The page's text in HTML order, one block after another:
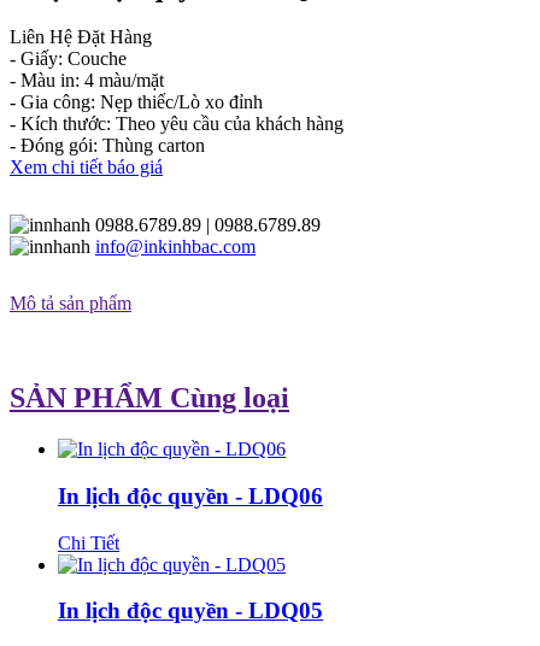
Liên Hệ Đặt Hàng
- Giấy: Couche
- Màu in: 4 màu/mặt
- Gia công: Nẹp thiếc/Lò xo đỉnh
- Kích thước: Theo yêu cầu của khách hàng
- Đóng gói: Thùng carton
Xem chi tiết báo giá
0988.6789.89 | 0988.6789.89
info@inkinhbac.com
Mô tả sản phẩm
SẢN PHẨM Cùng loại
In lịch độc quyền - LDQ06
Chi Tiết
In lịch độc quyền - LDQ05